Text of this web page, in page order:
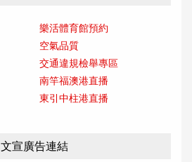
樂活體育館預約
空氣品質
交通違規檢舉專區
南竿福澳港直播
東引中柱港直播
文宣廣告連結